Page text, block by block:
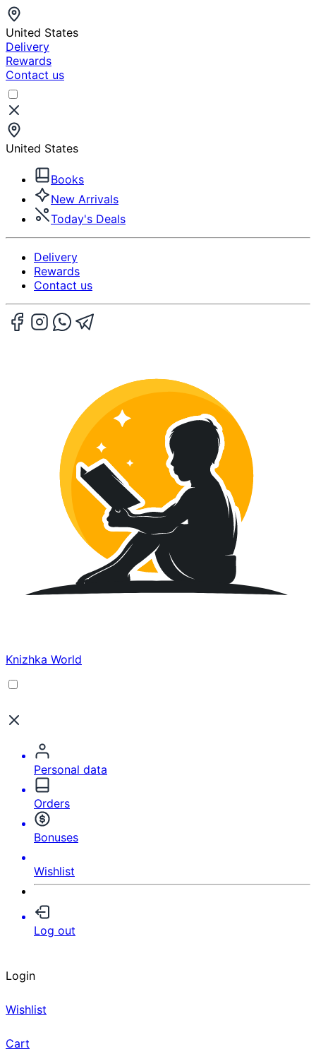
United States
Delivery
Rewards
Contact us
United States
Books
New Arrivals
Today's Deals
Delivery
Rewards
Contact us
Knizhka World
Personal data
Orders
Bonuses
Wishlist
Log out
Login
Wishlist
Cart